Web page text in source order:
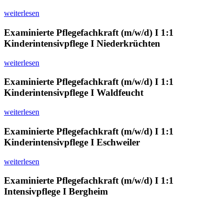
weiterlesen
Examinierte Pflegefachkraft (m/w/d) I 1:1
Kinderintensivpflege I Niederkrüchten
weiterlesen
Examinierte Pflegefachkraft (m/w/d) I 1:1
Kinderintensivpflege I Waldfeucht
weiterlesen
Examinierte Pflegefachkraft (m/w/d) I 1:1
Kinderintensivpflege I Eschweiler
weiterlesen
Examinierte Pflegefachkraft (m/w/d) I 1:1
Intensivpflege I Bergheim